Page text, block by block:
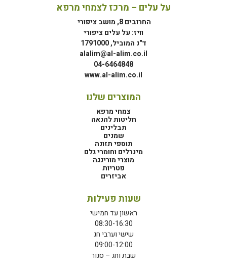
על עלים – מרכז לצמחי מרפא
החרובים 8, מושב ציפורי
וויז: על עלים ציפורי
ד"נ המוביל, 1791000
alalim@al-alim.co.il
04-6464848
www.al-alim.co.il
המוצרים שלנו
צמחי מרפא
חליטות להנאה
תבלינים
שמנים
תוספי תזונה
מינרלים וחומרי גלם
מוצרי מורינגה
פטריות
אביזרים
שעות פעילות
ראשון עד חמישי
08:30-16:30
שישי וערבי חג
09:00-12:00
שבת וחג – סגור